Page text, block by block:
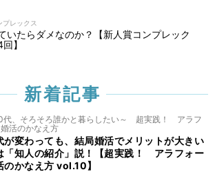
プレックス
いたらダメなのか？【新人賞コンプレック
】
新着記事
代、そろそろ誰かと暮らしたい～ 超実践！ アラフ
活のかなえ方
が変わっても、結局婚活でメリットが大きい
「知人の紹介」説！【超実践！ アラフォー
のかなえ方 vol.10】